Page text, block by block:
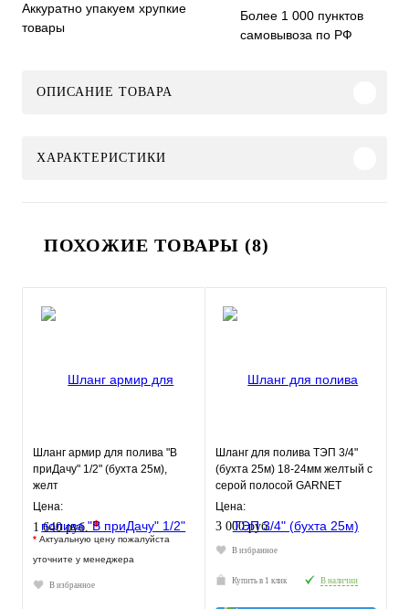
Аккуратно упакуем хрупкие
товары
Более 1 000 пунктов
самовывоза по РФ
ОПИСАНИЕ ТОВАРА
ХАРАКТЕРИСТИКИ
ПОХОЖИЕ ТОВАРЫ (8)
Шланг армир для полива "В
приДачу" 1/2" (бухта 25м),
желт
Цена:
1 640 руб.*
* Актуальную цену пожалуйста
уточните у менеджера
В избранное
Шланг для полива ТЭП 3/4"
(бухта 25м) 18-24мм желтый с
серой полосой GARNET
COLOR
Цена:
3 000 руб.
В избранное
Купить в 1 клик В наличии